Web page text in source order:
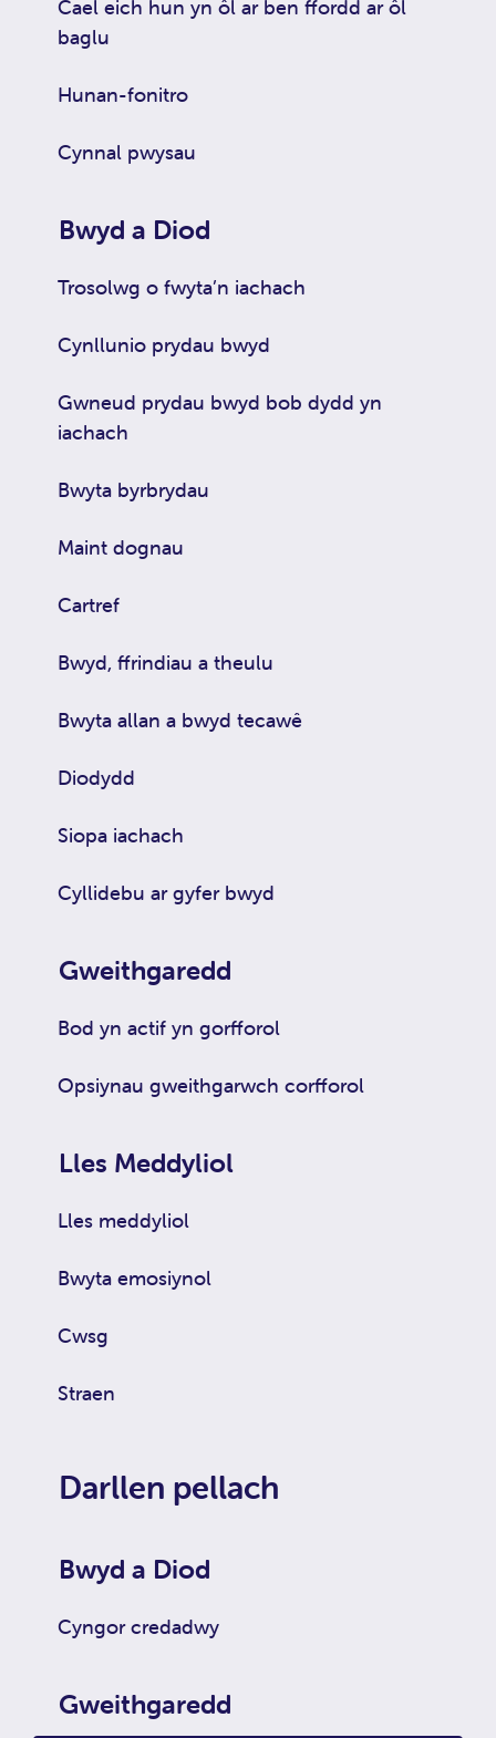
Cael eich hun yn ôl ar ben ffordd ar ôl
baglu
Hunan-fonitro
Cynnal pwysau
Bwyd a Diod
Trosolwg o fwyta’n iachach
Cynllunio prydau bwyd
Gwneud prydau bwyd bob dydd yn
iachach
Bwyta byrbrydau
Maint dognau
Cartref
Bwyd, ffrindiau a theulu
Bwyta allan a bwyd tecawê
Diodydd
Siopa iachach
Cyllidebu ar gyfer bwyd
Gweithgaredd
Bod yn actif yn gorfforol
Opsiynau gweithgarwch corfforol
Lles Meddyliol
Lles meddyliol
Bwyta emosiynol
Cwsg
Straen
Darllen pellach
Bwyd a Diod
Cyngor credadwy
Gweithgaredd